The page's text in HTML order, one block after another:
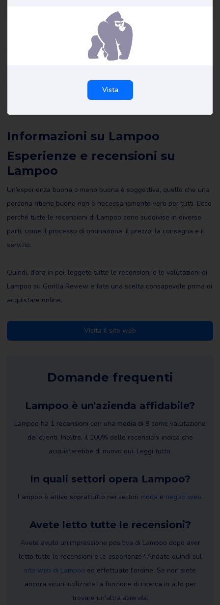
Recensioni su Lampoo
Tutte le recensioni di Lampoo su Review Gorilla sono scritte da
noi o da altri e riflettono le esperienze del recensore. Leggete
tutte le recensioni di Lampoo e magari scrivetene una voi stessi
Informazioni su Lampoo
Esperienze e recensioni su
Lampoo
Un’esperienza buona o meno buona è soggettiva, quello che una
persona ritiene buono non è necessariamente vero per tutti. Ecco
perché tutte le recensioni di Lampoo sono suddivise in diverse
parti, come il processo di ordinazione, il prezzo, la consegna e il
servizio.
Quindi, d’ora in poi, leggete tutte le recensioni e le valutazioni di
Lampoo su Gorilla Review e fate una scelta consapevole prima di
acquistare online.
Visita il sito web
Domande frequenti
Lampoo è un'azienda affidabile?
Lampoo ha 1 recensioni con una media di 9 come valutazione
dei clienti. Inoltre, il 100% delle recensioni indica che
acquisterebbe di nuovo qui. Leggi tutto.
In quali settori opera Lampoo?
Lampoo è attivo soprattutto nei settori moda e negozi web.
Avete letto tutte le recensioni?
Avete avuto un'impressione positiva di Lampoo dopo aver
letto tutte le recensioni e le esperienze? Andate quindi sul
sito web di Lampoo ed effettuate l'ordine. Se non siete
ancora sicuri, utilizzate la funzione di ricerca in alto per
trovare un'altra azienda.
Vista